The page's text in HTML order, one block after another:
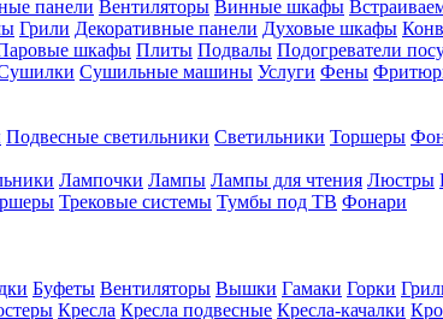
панели Вентиляторы Винные шкафы
Грили Декоративные панели Духовые шкафы
шкафы Плиты Подвалы Подогреватели
Сушильные машины Услуги Фены
Подвесные светильники Светильники Торшеры
Лампочки Лампы Лампы для чтения Люстры
Трековые системы Тумбы под ТВ Фонари
Буфеты Вентиляторы Вышки Гамаки Горки
Кресла Кресла подвесные Кресла-качалки